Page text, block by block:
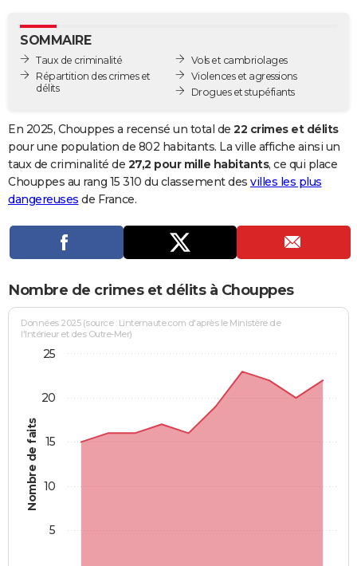
GUIDES D'ACHAT
BONS PLANS
Carte de Noël
Carte Bonne année
Carte Saint-Valentin
Carte Pâques
Carte d'anniversaire
DICTIONNAIRE
Dictionnaire
Biographies
Citations
Expressions
Proverbes
PROGRAMME TV
Se connecter
Entreprises
Service militaire
Avis de recherche
AVIS DE DÉCÈS
Bricolage
Lifestyle
Culture
Sport
Auto
Television
Voyage
Cinema
SOMMAIRE
Taux de criminalité
Répartition des crimes et
délits
Vols et cambriolages
Violences et agressions
Drogues et stupéfiants
En 2025, Chouppes a recensé un total de 22 crimes et délits
pour une population de 802 habitants. La ville affiche ainsi un
taux de criminalité de 27,2 pour mille habitants, ce qui place
Chouppes au rang 15 310 du classement des villes les plus
dangereuses de France.
Nombre de crimes et délits à Chouppes
Nombre de faits
Données 2025 (source : Linternaute.com d'après le Ministère de
l'Intérieur et des Outre-Mer)
5
10
15
20
25